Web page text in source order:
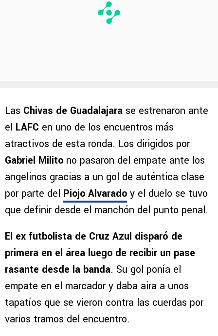
Las Chivas de Guadalajara se estrenaron ante
el LAFC en uno de los encuentros más
atractivos de esta ronda. Los dirigidos por
Gabriel Milito no pasaron del empate ante los
angelinos gracias a un gol de auténtica clase
por parte del Piojo Alvarado y el duelo se tuvo
que definir desde el manchón del punto penal.
El ex futbolista de Cruz Azul disparó de
primera en el área luego de recibir un pase
rasante desde la banda. Su gol ponía el
empate en el marcador y daba aira a unos
tapatíos que se vieron contra las cuerdas por
varios tramos del encuentro.